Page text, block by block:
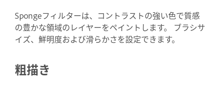
Spongeフィルターは、コントラストの強い色で質感
の豊かな領域のレイヤーをペイントします。 ブラシサ
イズ、鮮明度および滑らかさを設定できます。
粗描き